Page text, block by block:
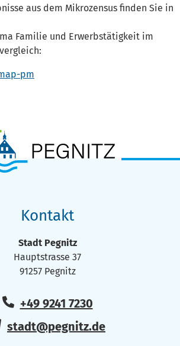
aus dem Mikrozensus finden Sie in
Familie und Erwerbstätigkeit im
pm
Kontakt
Stadt Pegnitz
Hauptstrasse 37
91257 Pegnitz
+49 9241 7230
stadt@pegnitz.de